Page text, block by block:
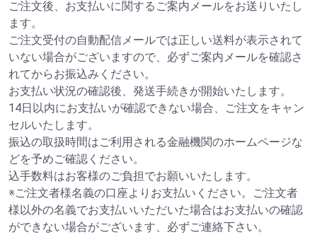
ご注文後、お支払いに関するご案内メールをお送りいたし
ます。
ご注文受付の自動配信メールでは正しい送料が表示されて
いない場合がございますので、必ずご案内メールを確認さ
れてからお振込みください。
お支払い状況の確認後、発送手続きが開始いたします。
14日以内にお支払いが確認できない場合、ご注文をキャン
セルいたします。
振込の取扱時間はご利用される金融機関のホームページな
どを予めご確認ください。
込手数料はお客様のご負担でお願いいたします。
※ご注文者様名義の口座よりお支払いください。ご注文者
様以外の名義でお支払いいただいた場合はお支払いの確認
ができない場合がございます、必ずご連絡下さい。